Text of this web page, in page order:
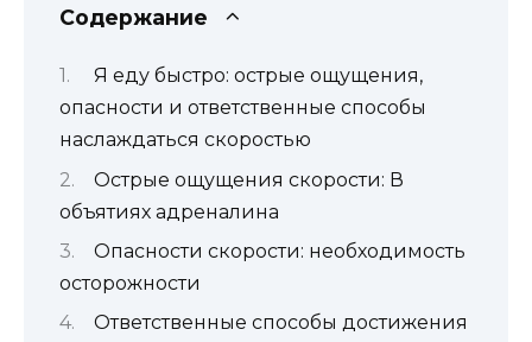
Содержание
Я еду быстро: острые ощущения,
опасности и ответственные способы
наслаждаться скоростью
Острые ощущения скорости: В
объятиях адреналина
Опасности скорости: необходимость
осторожности
Ответственные способы достижения